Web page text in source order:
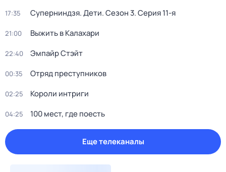
17:35 Суперниндзя. Дети. Сезон 3. Серия 11-я
21:00 Выжить в Калахари
22:40 Эмпайр Стэйт
00:35 Отряд преступников
02:25 Короли интриги
04:25 100 мест, где поесть
Еще телеканалы